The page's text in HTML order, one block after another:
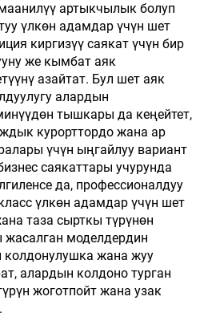
артыкчылык болуп
үлкөн адамдар үчүн шет
киргизүү саякат үчүн бир
же кымбат аяк
азайтат. Бул шет аяк
алардын
тышкары да кеңейтет,
курорттордо жана ар
үчүн ыңгайлуу вариант
саякаттары учурунда
да, профессионалдуу
үлкөн адамдар үчүн шет
таза сырткы түрүнөн
моделдердин
жана жуу
алардын колдоно турган
жоготпойт жана узак